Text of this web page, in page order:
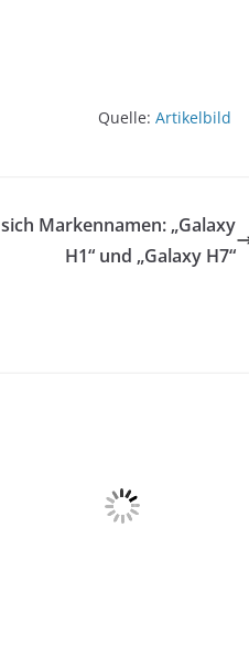
Quelle: Artikelbild
Markennamen: „Galaxy
H1“ und „Galaxy H7“